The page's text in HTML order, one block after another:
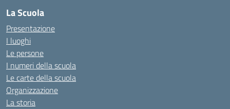
La Scuola
Presentazione
I luoghi
Le persone
I numeri della scuola
Le carte della scuola
Organizzazione
La storia